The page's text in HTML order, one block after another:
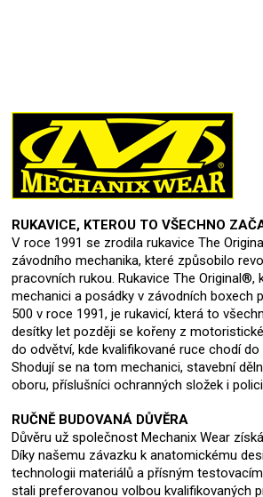
RUKAVICE, KTEROU TO VŠECHNO
V roce 1991 se zrodila rukavice The
závodního mechanika, které způsobilo
pracovních rukou. Rukavice The Original®,
mechanici a posádky v závodních boxech
500 v roce 1991, je rukavicí, která to
desítky let později se kořeny z
do odvětví, kde kvalifikované ruce chodí do
Shodují se na tom mechanici, stavební
oboru, příslušníci ochranných složek i
RUČNĚ BUDOVANÁ DŮVĚRA
Důvěru už společnost Mechanix Wear
Díky našemu závazku k anatomickému
technologii materiálů a přísným
stali preferovanou volbou kvalifikovaných